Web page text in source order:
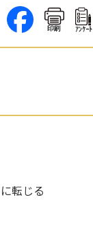
印刷 ｱﾝｹｰﾄ
転じる